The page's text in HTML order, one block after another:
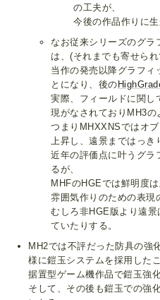
の工夫が、
今後の作品作りに
なお従来シリーズのグラ
は、(それまでも寄せら
当作の発売以降グラフィ
とになり、後の
実際、フィールドに関し
現がなされておりMH3の
つまりMHXXNSではオ
上昇し、遠景まではっき
近年の評価点に叶うグラ
るが、
MHFのHGEでは鮮明度
雰囲気作りのための表現
むしろ非HGE版より遠
ていたりする。
MH2では不評だった防具の強
様に鎧玉システムを採用した
据置型ゲーム機作品で鎧玉強
そして、その後も鎧玉での強